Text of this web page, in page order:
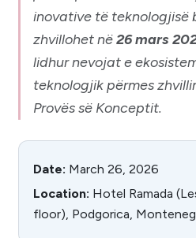
inovative të teknologjisë
zhvillohet në26 mars
lidhur nevojat e
teknologjik përmes
Provës së Konceptit.
Date: March 26, 2026
Location: Hotel Ramada
floor), Podgorica,